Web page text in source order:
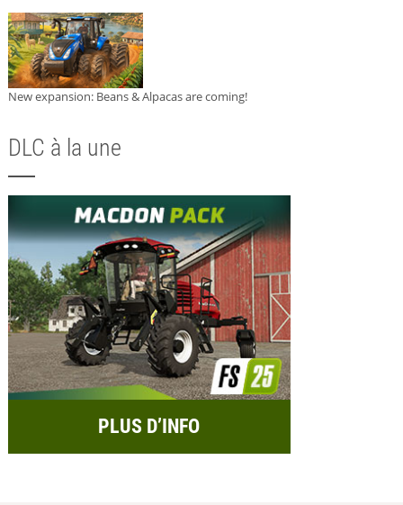
New expansion: Beans & Alpacas are coming!
DLC à la une
PLUS D’INFO